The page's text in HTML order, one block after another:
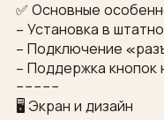
✅ Основные
– Установка в
– Подключение
– Поддержка кнопок
−−−−−
🖥 Экран и дизайн